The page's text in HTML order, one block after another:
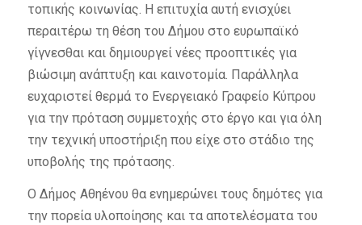
τοπικής κοινωνίας. Η επιτυχία αυτή ενισχύει
περαιτέρω τη θέση του Δήμου στο ευρωπαϊκό
γίγνεσθαι και δημιουργεί νέες προοπτικές για
βιώσιμη ανάπτυξη και καινοτομία. Παράλληλα
ευχαριστεί θερμά το Ενεργειακό Γραφείο Κύπρου
για την πρόταση συμμετοχής στο έργο και για όλη
την τεχνική υποστήριξη που είχε στο στάδιο της
υποβολής της πρότασης.
Ο Δήμος Αθηένου θα ενημερώνει τους δημότες για
την πορεία υλοποίησης και τα αποτελέσματα του